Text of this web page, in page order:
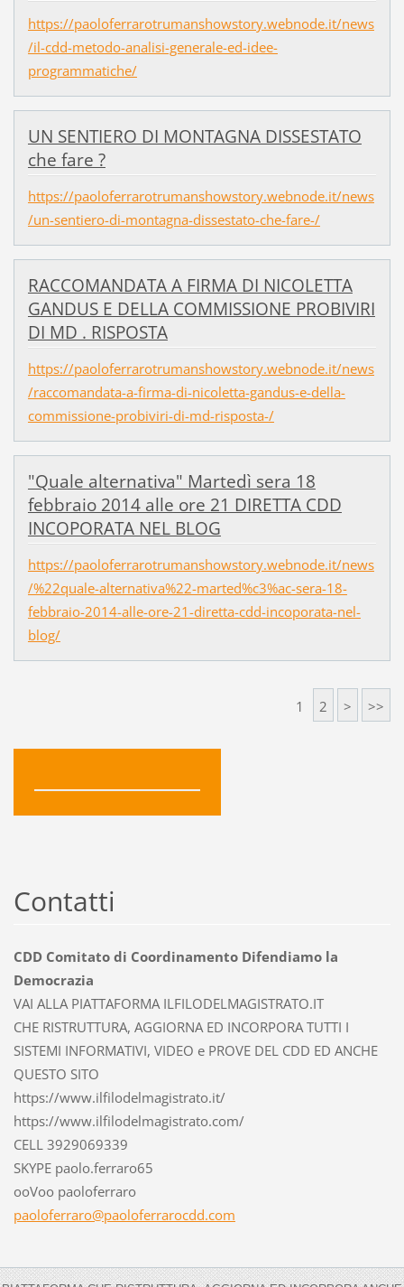
https://paoloferrarotrumanshowstory.webnode.it/news
/il-cdd-metodo-analisi-generale-ed-idee-
programmatiche/
UN SENTIERO DI MONTAGNA DISSESTATO
che fare ?
https://paoloferrarotrumanshowstory.webnode.it/news
/un-sentiero-di-montagna-dissestato-che-fare-/
RACCOMANDATA A FIRMA DI NICOLETTA
GANDUS E DELLA COMMISSIONE PROBIVIRI
DI MD . RISPOSTA
https://paoloferrarotrumanshowstory.webnode.it/news
/raccomandata-a-firma-di-nicoletta-gandus-e-della-
commissione-probiviri-di-md-risposta-/
"Quale alternativa" Martedì sera 18
febbraio 2014 alle ore 21 DIRETTA CDD
INCOPORATA NEL BLOG
https://paoloferrarotrumanshowstory.webnode.it/news
/%22quale-alternativa%22-marted%c3%ac-sera-18-
febbraio-2014-alle-ore-21-diretta-cdd-incoporata-nel-
blog/
1 2 > >>
Contatti
CDD Comitato di Coordinamento Difendiamo la
Democrazia
VAI ALLA PIATTAFORMA ILFILODELMAGISTRATO.IT
CHE RISTRUTTURA, AGGIORNA ED INCORPORA TUTTI I
SISTEMI INFORMATIVI, VIDEO e PROVE DEL CDD ED ANCHE
QUESTO SITO
https://www.ilfilodelmagistrato.it/
https://www.ilfilodelmagistrato.com/
CELL 3929069339
SKYPE paolo.ferraro65
ooVoo paoloferraro
paoloferraro@paoloferrarocdd.com